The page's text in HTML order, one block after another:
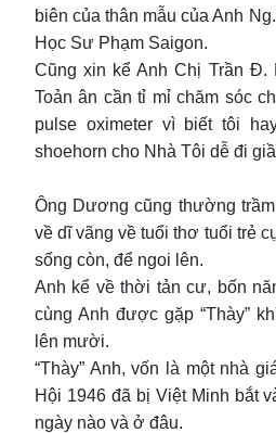
biên của thân mẫu của Anh
Học Sư Phạm Saigon.
Cũng xin kể Anh Chị Trần Đ.
Toản ân cần tỉ mỉ chăm sóc
pulse oximeter vì biết tôi
shoehorn cho Nhà Tôi dễ đi
Ông Dương cũng thường
về dĩ vãng về tuổi thơ tuổi trẻ
sống còn, để ngoi lên.
Anh kể về thời tản cư, bốn
cùng Anh được gặp “Thày”
lên mười.
“Thày” Anh, vốn là một nhà
Hội 1946 đã bị Việt Minh bắt
ngày nào và ở đâu.